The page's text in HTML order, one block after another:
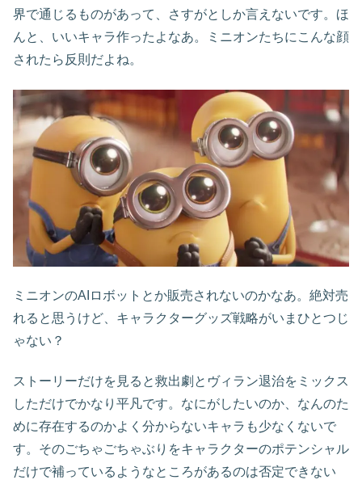
界で通じるものがあって、さすがとしか言えないです。ほ
んと、いいキャラ作ったよなあ。ミニオンたちにこんな顔
されたら反則だよね。
ミニオンのAIロボットとか販売されないのかなあ。絶対売
れると思うけど、キャラクターグッズ戦略がいまひとつじ
ゃない？
ストーリーだけを見ると救出劇とヴィラン退治をミックス
しただけでかなり平凡です。なにがしたいのか、なんのた
めに存在するのかよく分からないキャラも少なくないで
す。そのごちゃごちゃぶりをキャラクターのポテンシャル
だけで補っているようなところがあるのは否定できない